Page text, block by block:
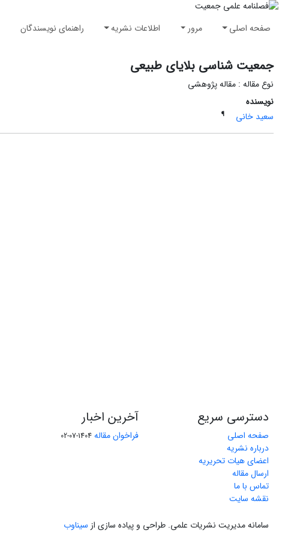
صفحه اصلی مرور اطلاعات نشریه راهنمای نویسندگان
جمعیت شناسی بلایای طبیعی
نوع مقاله : مقاله پژوهشی
نویسنده
سعید خانی
¶
دسترسی سریع
صفحه اصلی
درباره نشریه
اعضای هیات تحریریه
ارسال مقاله
تماس با ما
نقشه سایت
آخرین اخبار
فراخوان مقاله 1404-07-02
سامانه مدیریت نشریات علمی. طراحی و پیاده سازی از سیناوب